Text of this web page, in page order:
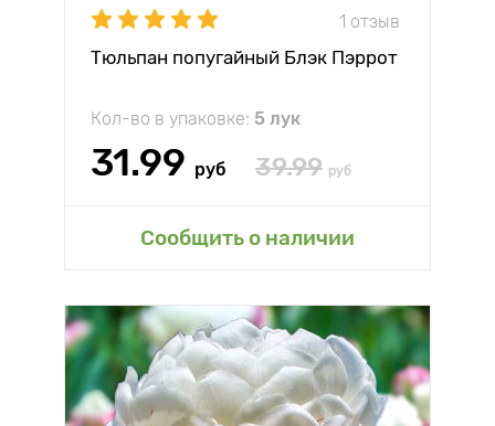
1 отзыв
Тюльпан попугайный Блэк Пэррот
Кол-во в упаковке: 5 лук
31.99 руб 39.99 руб
Сообщить о наличии